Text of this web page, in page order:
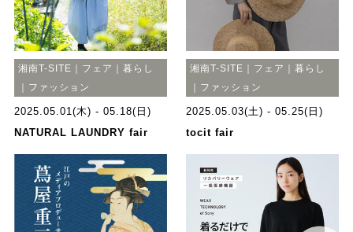
湘南T-SITE｜フェア｜暮らし
｜ファッション
2025.05.01(木) - 05.18(日)
NATURAL LAUNDRY fair
湘南T-SITE｜フェア｜暮らし
｜ファッション
2025.05.03(土) - 05.25(日)
tocit fair